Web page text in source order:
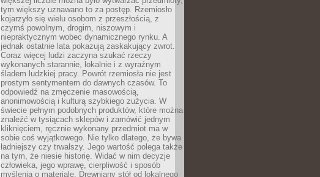
tym większy uznawano to za postęp. Rzemiosło
kojarzyło się wielu osobom z przeszłością, z
czymś powolnym, drogim, niszowym i
niepraktycznym wobec dynamicznego rynku. A
jednak ostatnie lata pokazują zaskakujący zwrot.
Coraz więcej ludzi zaczyna szukać rzeczy
wykonanych starannie, lokalnie i z wyraźnym
śladem ludzkiej pracy. Powrót rzemiosła nie jest
prostym sentymentem do dawnych czasów. To
odpowiedź na zmęczenie masowością,
anonimowością i kulturą szybkiego zużycia. W
świecie pełnym podobnych produktów, które można
znaleźć w tysiącach sklepów i zamówić jednym
kliknięciem, ręcznie wykonany przedmiot ma w
sobie coś wyjątkowego. Nie tylko dlatego, że bywa
ładniejszy czy trwalszy. Jego wartość polega także
na tym, że niesie historię. Widać w nim decyzje
człowieka, jego wprawę, cierpliwość i sposób
myślenia o materiale. Drewniany stół od lokalnego